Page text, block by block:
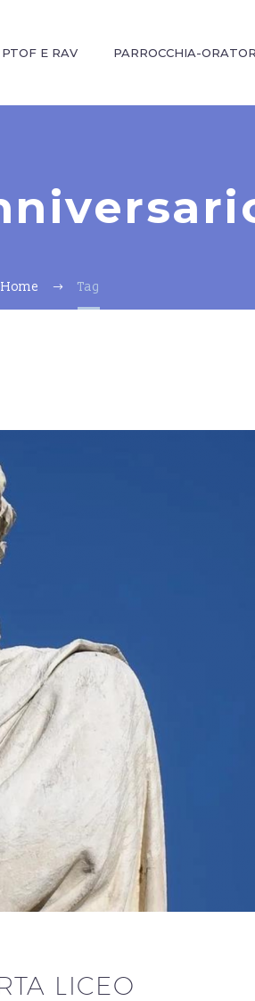
PTOF E RAV PARROCCHIA-
Home Tag
LICEO